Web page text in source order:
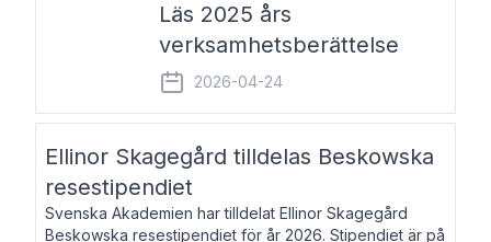
Läs 2025 års
verksamhetsberättelse
2026-04-24
Ellinor Skagegård tilldelas Beskowska
resestipendiet
Svenska Akademien har tilldelat Ellinor Skagegård
Beskowska resestipendiet för år 2026. Stipendiet är på